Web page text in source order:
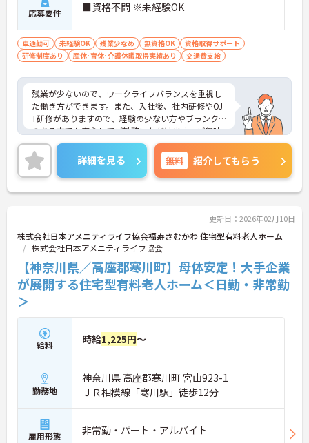
応募要件 ■資格不問 ※未経験OK
車通勤可 未経験OK 残業少なめ 無資格OK
資格取得サポート
研修制度あり
産休･育休･介護休暇取得実績あり 交通費支給
残業が少ないので、ワークライフバランスを重視し
た働き方ができます。また、入社後、社内研修やOJ
T研修がありますので、経験の少ない方やブランク
のある方でも安心してご勤務いただけます。ご興味
ある方には、面接のポイントなど、さらに詳細をお
話致しますのでお気軽にご相談ください。
詳細を見る 無料 紹介してもらう
更新日：2026年02月10日
株式会社日本アメニティライフ協会福寿さむかわ 住宅型有料老人ホーム
株式会社日本アメニティライフ協会
【神奈川県／高座郡寒川町】母体安定！大手企業
が展開する住宅型有料老人ホーム＜日勤・非常勤
＞
給料 時給1,225円～
勤務地
神奈川県 高座郡寒川町 宮山923-1
ＪＲ相模線「寒川駅」徒歩12分
雇用形態 非常勤・パート・アルバイト